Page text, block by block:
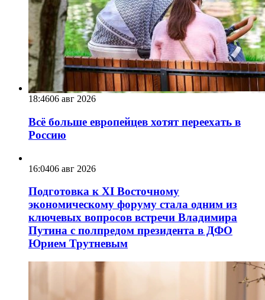
18:4606 авг 2026
Всё больше европейцев хотят переехать в
Россию
16:0406 авг 2026
Подготовка к XI Восточному
экономическому форуму стала одним из
ключевых вопросов встречи Владимира
Путина с полпредом президента в ДФО
Юрием Трутневым